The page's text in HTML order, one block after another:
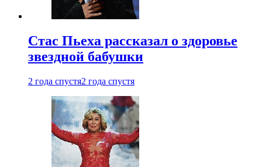
Стас Пьеха рассказал о здоровье
звездной бабушки
2 года спустя2 года спустя